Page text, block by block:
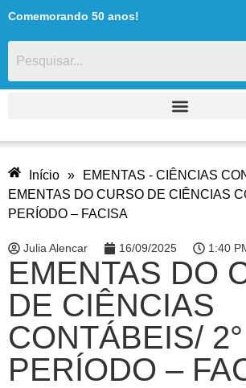
Comemorando 50 anos!
Início » EMENTAS - CIÊNCIAS
EMENTAS DO CURSO DE CIÊNCIAS
PERÍODO – FACISA
Julia Alencar 16/09/2025 1:40
EMENTAS DO
DE CIÊNCIAS
CONTÁBEIS/ 2°
PERÍODO –